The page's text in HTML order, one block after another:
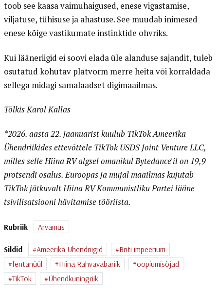
toob see kaasa vaimuhaigused, enese vigastamise,
viljatuse, tühisuse ja ahastuse. See muudab inimesed
enese kõige vastikumate instinktide ohvriks.
Kui lääneriigid ei soovi elada üle alanduse sajandit, tuleb
osutatud kohutav platvorm merre heita või korraldada
sellega midagi samalaadset digimaailmas.
Tõlkis Karol Kallas
*2026. aasta 22. jaanuarist kuulub TikTok Ameerika
Ühendriikides ettevõttele TikTok USDS Joint Venture LLC,
milles selle Hiina RV algsel omanikul Bytedance'il on 19,9
protsendi osalus. Euroopas ja mujal maailmas kujutab
TikTok jätkuvalt Hiina RV Kommunistliku Partei lääne
tsivilisatsiooni hävitamise tööriista.
Rubriik Arvamus
Sildid Ameerika Ühendriigid
Briti impeerium
fentanüül
Hiina Rahvavabariik
oopiumisõjad
TikTok
Ühendkuningriik